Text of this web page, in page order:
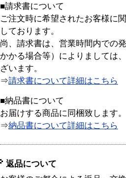
■請求書について
ご注文時に希望されたお客様に
しております。
尚、請求書は、営業時間内での
かかる場合等）によりましては
ざいます。
⇒請求書について詳細はこちら
■納品書について
お届けする商品に同梱致します。
⇒納品書について詳細はこちら
返品について